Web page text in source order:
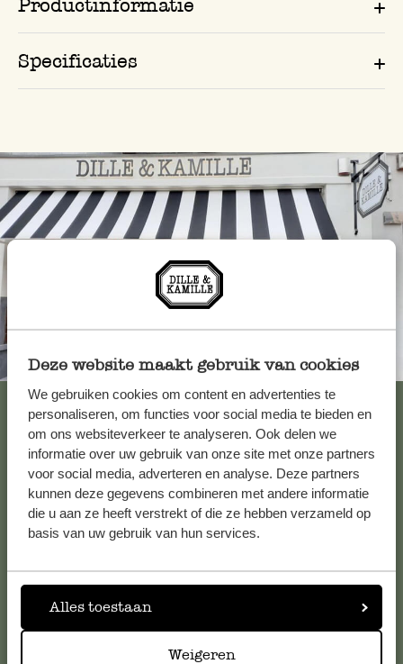
Deze website maakt gebruik van cookies
We gebruiken cookies om content en advertenties te
personaliseren, om functies voor social media te bieden en
om ons websiteverkeer te analyseren. Ook delen we
informatie over uw gebruik van onze site met onze partners
voor social media, adverteren en analyse. Deze partners
kunnen deze gegevens combineren met andere informatie
die u aan ze heeft verstrekt of die ze hebben verzameld op
basis van uw gebruik van hun services.
Alles toestaan
Weigeren
Productinformatie
Specificaties
Altijd in de buurt
Bekijk alle 62 winkels
Klantenservice
Voor vragen, tips of hulp kun je contact opnemen met onze
meestgestelde vragen